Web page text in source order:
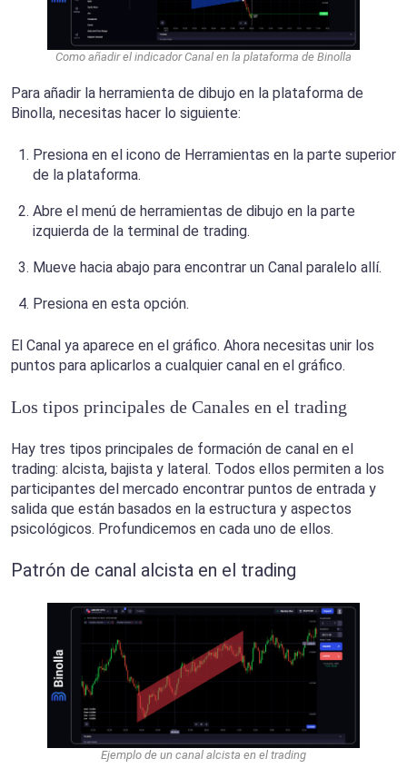
Como añadir el indicador Canal en la plataforma de Binolla
Para añadir la herramienta de dibujo en la plataforma de
Binolla, necesitas hacer lo siguiente:
Presiona en el icono de Herramientas en la parte superior
de la plataforma.
Abre el menú de herramientas de dibujo en la parte
izquierda de la terminal de trading.
Mueve hacia abajo para encontrar un Canal paralelo allí.
Presiona en esta opción.
El Canal ya aparece en el gráfico. Ahora necesitas unir los
puntos para aplicarlos a cualquier canal en el gráfico.
Los tipos principales de Canales en el trading
Hay tres tipos principales de formación de canal en el
trading: alcista, bajista y lateral. Todos ellos permiten a los
participantes del mercado encontrar puntos de entrada y
salida que están basados en la estructura y aspectos
psicológicos. Profundicemos en cada uno de ellos.
Patrón de canal alcista en el trading
Ejemplo de un canal alcista en el trading